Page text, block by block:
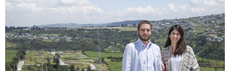
ADRIANA HOYOS DESIGN STUDIO – Especial Interiorismo & Decoración 2026